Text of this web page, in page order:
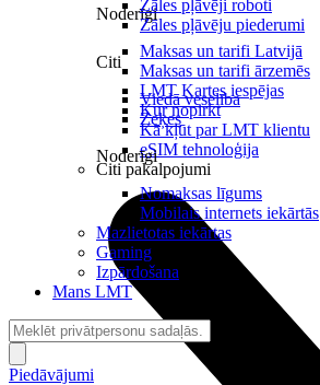
Noderīgi
Maksas un tarifi Latvijā
Maksas un tarifi ārzemēs
LMT Kartes iespējas
Kur nopirkt
Kā kļūt par LMT klientu
eSIM tehnoloģija
Citi pakalpojumi
Zāles pļāvēji roboti
Zāles pļāvēju piederumi
Citi
Viedā veselība
Zeķes
Noderīgi
Nomaksas līgums
Mobilais internets iekārtās
Mazlietotas iekārtas
Gaming
Izpārdošana
Mans LMT
Piedāvājumi